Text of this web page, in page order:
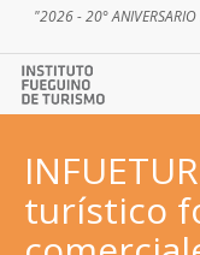
"2026 - 20°
turístico